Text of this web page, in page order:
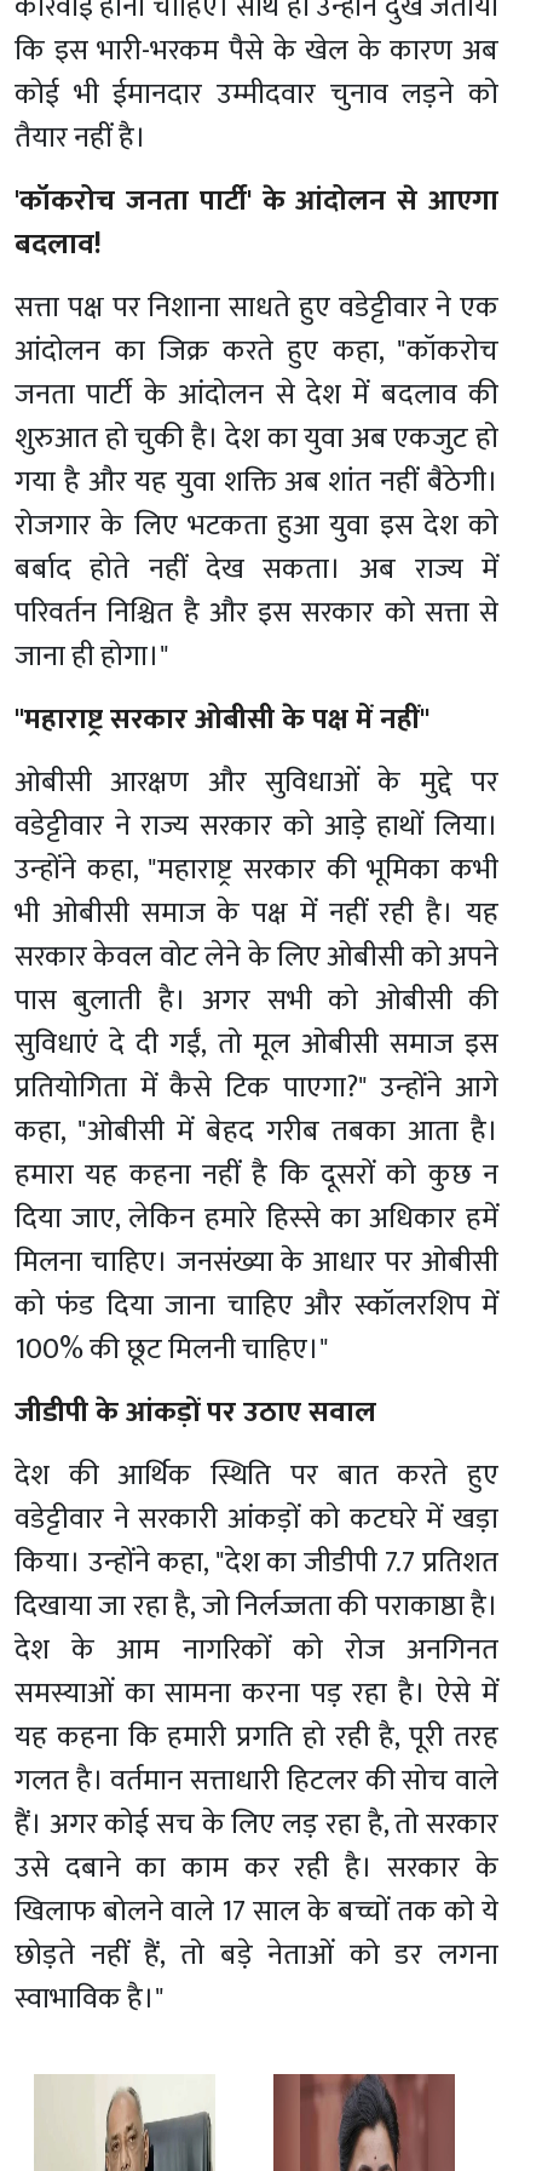
कि इस भारी-भरकम पैसे के खेल के कारण अब
कोई भी ईमानदार उम्मीदवार चुनाव लड़ने को
तैयार नहीं है।
'कॉकरोच जनता पार्टी' के आंदोलन से आएगा
बदलाव!
सत्ता पक्ष पर निशाना साधते हुए वडेट्टीवार ने एक
आंदोलन का जिक्र करते हुए कहा, "कॉकरोच
जनता पार्टी के आंदोलन से देश में बदलाव की
शुरुआत हो चुकी है। देश का युवा अब एकजुट हो
गया है और यह युवा शक्ति अब शांत नहीं बैठेगी।
रोजगार के लिए भटकता हुआ युवा इस देश को
बर्बाद होते नहीं देख सकता। अब राज्य में
परिवर्तन निश्चित है और इस सरकार को सत्ता से
जाना ही होगा।"
"महाराष्ट्र सरकार ओबीसी के पक्ष में नहीं"
ओबीसी आरक्षण और सुविधाओं के मुद्दे पर
वडेट्टीवार ने राज्य सरकार को आड़े हाथों लिया।
उन्होंने कहा, "महाराष्ट्र सरकार की भूमिका कभी
भी ओबीसी समाज के पक्ष में नहीं रही है। यह
सरकार केवल वोट लेने के लिए ओबीसी को अपने
पास बुलाती है। अगर सभी को ओबीसी की
सुविधाएं दे दी गईं, तो मूल ओबीसी समाज इस
प्रतियोगिता में कैसे टिक पाएगा?" उन्होंने आगे
कहा, "ओबीसी में बेहद गरीब तबका आता है।
हमारा यह कहना नहीं है कि दूसरों को कुछ न
दिया जाए, लेकिन हमारे हिस्से का अधिकार हमें
मिलना चाहिए। जनसंख्या के आधार पर ओबीसी
को फंड दिया जाना चाहिए और स्कॉलरशिप में
100% की छूट मिलनी चाहिए।"
जीडीपी के आंकड़ों पर उठाए सवाल
देश की आर्थिक स्थिति पर बात करते हुए
वडेट्टीवार ने सरकारी आंकड़ों को कटघरे में खड़ा
किया। उन्होंने कहा, "देश का जीडीपी 7.7 प्रतिशत
दिखाया जा रहा है, जो निर्लज्जता की पराकाष्ठा है।
देश के आम नागरिकों को रोज अनगिनत
समस्याओं का सामना करना पड़ रहा है। ऐसे में
यह कहना कि हमारी प्रगति हो रही है, पूरी तरह
गलत है। वर्तमान सत्ताधारी हिटलर की सोच वाले
हैं। अगर कोई सच के लिए लड़ रहा है, तो सरकार
उसे दबाने का काम कर रही है। सरकार के
खिलाफ बोलने वाले 17 साल के बच्चों तक को ये
छोड़ते नहीं हैं, तो बड़े नेताओं को डर लगना
स्वाभाविक है।"